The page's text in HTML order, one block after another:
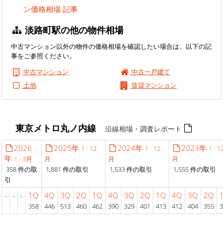
ン価格相場 記事
淡路町駅の他の物件相場
中古マンション以外の物件の価格相場を確認したい場合は、以下の記
事をご参照ください。
中古マンション
中古一戸建て
土地
賃貸マンション
東京メトロ丸ノ内線沿線相場・調査レポート
2026
年 1 - 3月
358 件の取
引
2025年 1 - 12
月
1,881 件の取引
2024年 1 - 12
月
1,533 件の取引
2023年 1 -
月
1,555 件の取引
- - - 1Q
358
4Q
446
3Q
513
2Q
460
1Q
462
4Q
390
3Q
329
2Q
401
1Q
413
4Q
412
3Q
404
2Q
355